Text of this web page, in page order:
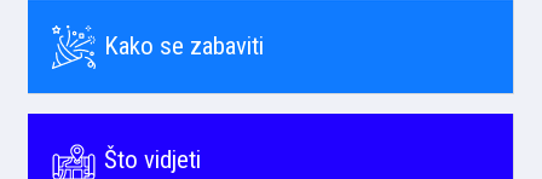
Kako se zabaviti
Što vidjeti